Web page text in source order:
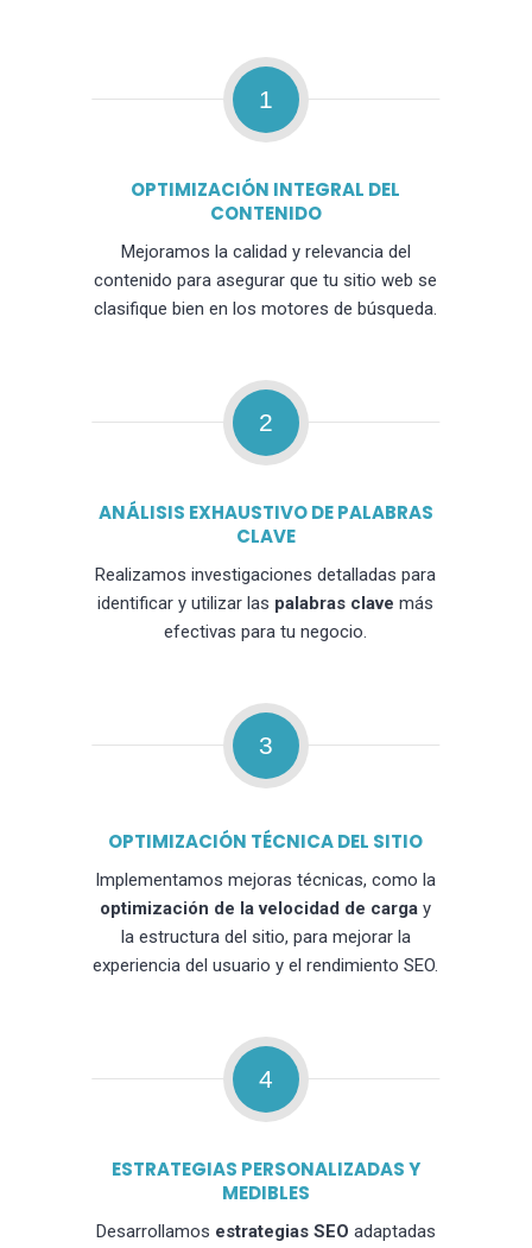
1
OPTIMIZACIÓN INTEGRAL DEL
CONTENIDO
Mejoramos la calidad y relevancia del
contenido para asegurar que tu sitio web se
clasifique bien en los motores de búsqueda.
2
ANÁLISIS EXHAUSTIVO DE PALABRAS
CLAVE
Realizamos investigaciones detalladas para
identificar y utilizar las palabras clave más
efectivas para tu negocio.
3
OPTIMIZACIÓN TÉCNICA DEL SITIO
Implementamos mejoras técnicas, como la
optimización de la velocidad de carga y
la estructura del sitio, para mejorar la
experiencia del usuario y el rendimiento SEO.
4
ESTRATEGIAS PERSONALIZADAS Y
MEDIBLES
Desarrollamos estrategias SEO adaptadas